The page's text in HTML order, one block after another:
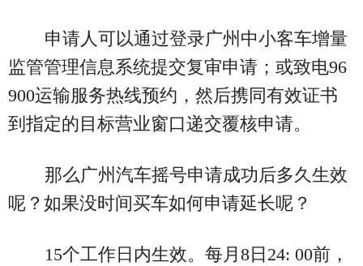
申请人可以通过登录广州中小客车增量
监管管理信息系统提交复审申请；或致电96
900运输服务热线预约，然后携同有效证书
到指定的目标营业窗口递交覆核申请。
那么广州汽车摇号申请成功后多久生效
呢？如果没时间买车如何申请延长呢？
15个工作日内生效。每月8日24: 00前，